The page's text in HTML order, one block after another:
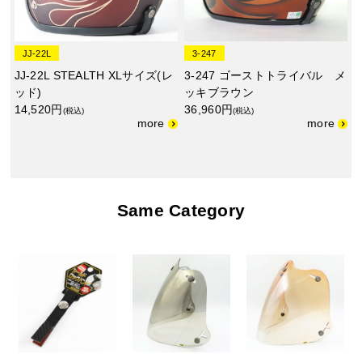
JJ-22L
JJ-22L STEALTH XLサイズ(レ
ッド)
14,520円 (税込)
3-247
3-247 ゴーストトライバル メ
ッキブラウン
36,960円(税込)
Same Category